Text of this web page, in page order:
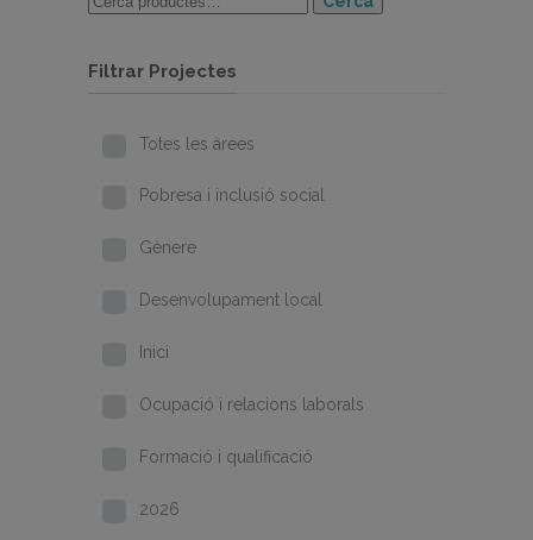
Filtrar Projectes
Totes les àrees
Pobresa i inclusió social
Gènere
Desenvolupament local
Inici
Ocupació i relacions laborals
Formació i qualificació
2026